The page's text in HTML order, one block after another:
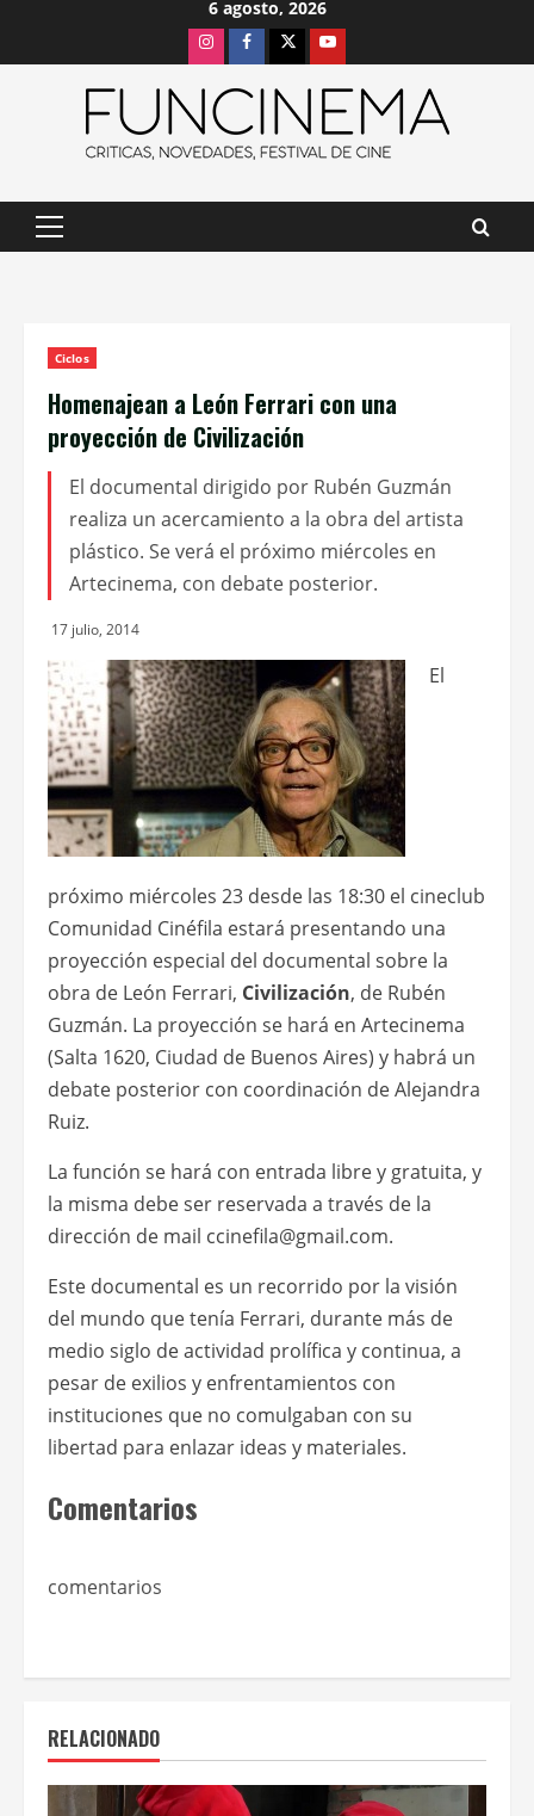
6 agosto, 2026
InstagramFacebook
X Youtube
Menú
Ciclos
Homenajean a León Ferrari con una
proyección de Civilización
El documental dirigido por Rubén Guzmán
realiza un acercamiento a la obra del artista
plástico. Se verá el próximo miércoles en
Artecinema, con debate posterior.
17 julio, 2014
El
próximo miércoles 23 desde las 18:30 el cineclub
Comunidad Cinéfila estará presentando una
proyección especial del documental sobre la
obra de León Ferrari, Civilización, de Rubén
Guzmán. La proyección se hará en Artecinema
(Salta 1620, Ciudad de Buenos Aires) y habrá un
debate posterior con coordinación de Alejandra
Ruiz.
La función se hará con entrada libre y gratuita, y
la misma debe ser reservada a través de la
dirección de mail ccinefila@gmail.com.
Este documental es un recorrido por la visión
del mundo que tenía Ferrari, durante más de
medio siglo de actividad prolífica y continua, a
pesar de exilios y enfrentamientos con
instituciones que no comulgaban con su
libertad para enlazar ideas y materiales.
Comentarios
comentarios
RELACIONADO